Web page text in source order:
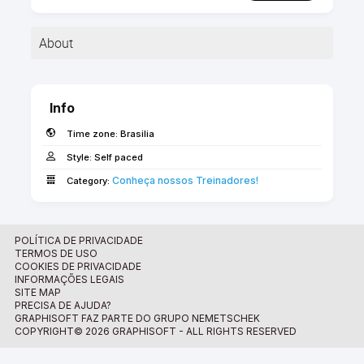
About
Federal do Ceará (UFC). Pós-graduanda em
Universidade Católica de Minas Gerais (PUC-MG).
Treinadora de Archicad certificada pela Graphisoft
BR. Arquiteta e paisagista no escritório Faisal
Arquitetos Paisagistas. Consultora técnica na
Info
Time zone: Brasilia
Style: Self paced
Category: Conheça nossos Treinadores!
POLÍTICA DE PRIVACIDADE
TERMOS DE USO
COOKIES DE PRIVACIDADE
INFORMAÇÕES LEGAIS
SITE MAP
PRECISA DE AJUDA?
GRAPHISOFT FAZ PARTE DO GRUPO NEMETSCHEK
COPYRIGHT© 2026 GRAPHISOFT - ALL RIGHTS RESERVED